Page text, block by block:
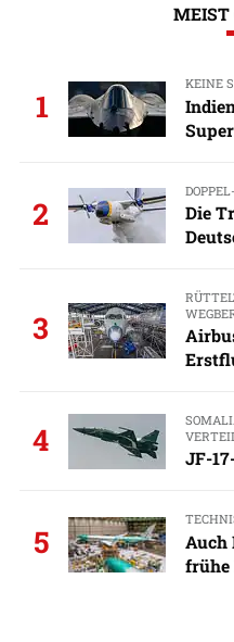
MEIST
1
KEINE
2
Die
3
4
JF-
5
Auch
frühe